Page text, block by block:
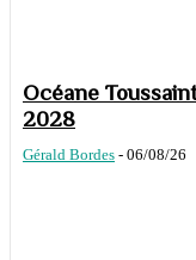
Océane
2028
Gérald Bordes - 06/08/26